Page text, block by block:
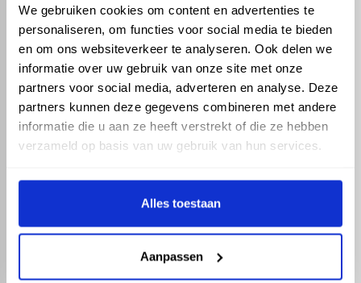
We gebruiken cookies om content en advertenties te
personaliseren, om functies voor social media te bieden
en om ons websiteverkeer te analyseren. Ook delen we
informatie over uw gebruik van onze site met onze
partners voor social media, adverteren en analyse. Deze
partners kunnen deze gegevens combineren met andere
informatie die u aan ze heeft verstrekt of die ze hebben
verzameld op basis van uw gebruik van hun services.
Alles toestaan
Aanpassen
ASSORTIMENT
Hemelwaterafvoer
Drukleiding
Beregening
Dak en gevel
KENNIS EN HULP
Klantenservice
Kennisbank
PRODUCTCATALOGUS 2026
check_circleDé bouwmarkt van Altena
check_circle Direct uit grote voorraad geleverd met eigen transport
check_circleLevering in NL en BE